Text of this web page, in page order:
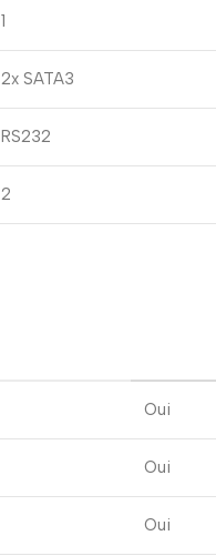
1
2x SATA3
RS232
2
Oui
Oui
Oui